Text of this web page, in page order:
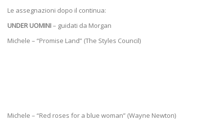
Le assegnazioni dopo il continua:
UNDER UOMINI– guidati da Morgan
Michele – “Promise Land” (The Styles Council)
Michele – “Red roses for a blue woman” (Wayne Newton)